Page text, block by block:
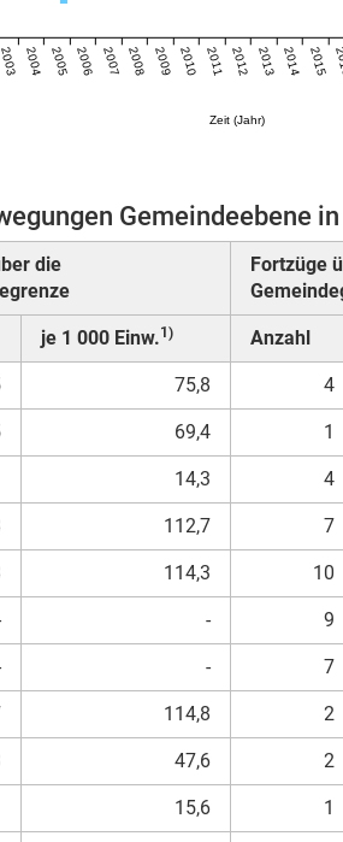
Zeit (Jahr)
2003 2004 2005 2006 2007 2008 2009 2010 2011 2012 2013 2014 2015
Gemeindeebene
die
Fortzüge
je 1 000 Einw.1) Anzahl
75,8 4
69,4 1
14,3 4
112,7 7
114,3 10
- 9
- 7
114,8 2
47,6 2
15,6 1